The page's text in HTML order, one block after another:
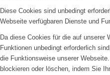
Diese Cookies sind unbedingt
Webseite verfügbaren Dienste und
Da diese Cookies für die auf unserer
Funktionen unbedingt erforderlich
die Funktionsweise unserer
blockieren oder löschen, indem Sie